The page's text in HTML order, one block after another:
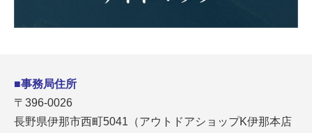
■事務局住所
〒396-0026
長野県伊那市西町5041（アウトドアショップK伊那本店